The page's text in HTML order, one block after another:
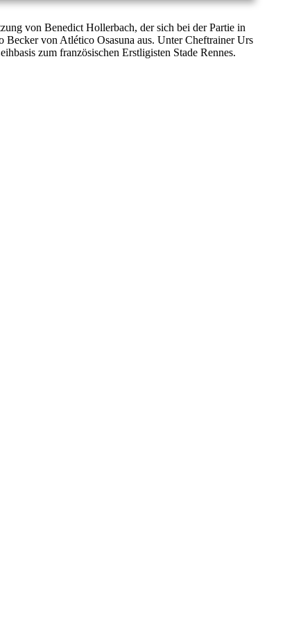
von Benedict Hollerbach, der sich bei der Partie in
Becker von Atlético Osasuna aus. Unter Cheftrainer Urs
zum französischen Erstligisten Stade Rennes.